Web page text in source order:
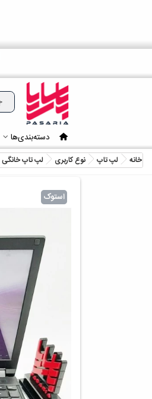
دسته‌بندی‌ها
خانه
لپ تاپ نوع کاربری لپ تاپ خانگی
استوک